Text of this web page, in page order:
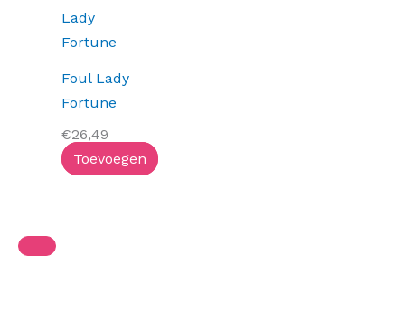
Foul Lady
Fortune
€26,49
Toevoegen